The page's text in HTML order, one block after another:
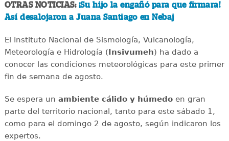
OTRAS NOTICIAS: ¡Su hijo la engañó para que firmara!
Así desalojaron a Juana Santiago en Nebaj
El Instituto Nacional de Sismología, Vulcanología,
Meteorología e Hidrología (Insivumeh) ha dado a
conocer las condiciones meteorológicas para este primer
fin de semana de agosto.
Se espera un ambiente cálido y húmedoen gran
parte del territorio nacional, tanto para este sábado 1,
como para el domingo 2 de agosto, según indicaron los
expertos.